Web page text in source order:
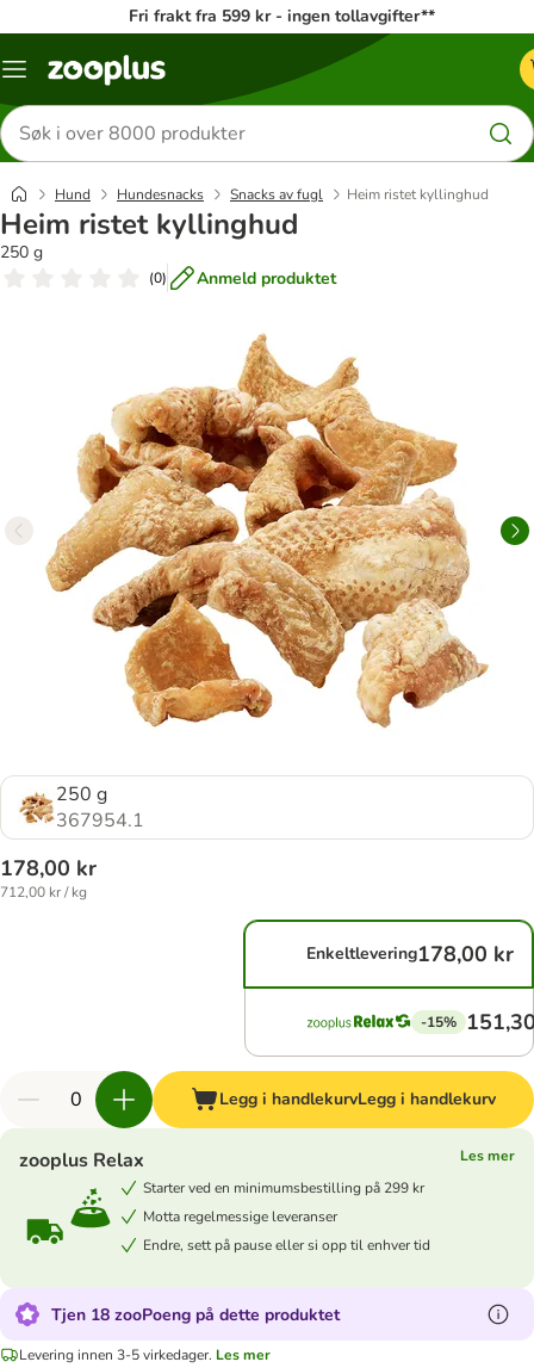
Fri frakt fra 599 kr - ingen tollavgifter**
Katalogmeny
Søk
etter
produkter
Hund Hundesnacks Snacks av fugl Heim ristet kyllinghud
Heim ristet kyllinghud
250 g
(0) Anmeld produktet
250 g
367954.1
178,00 kr
712,00 kr / kg
Enkeltlevering178,00 kr
-15%
Legg i handlekurvLegg i handlekurv
zooplus Relax
Les mer
Starter ved en minimumsbestilling på 299 kr
Motta regelmessige leveranser
Endre, sett på pause eller si opp til enhver tid
Tjen 18 zooPoeng på dette produktet
Levering innen 3-5 virkedager. Les mer